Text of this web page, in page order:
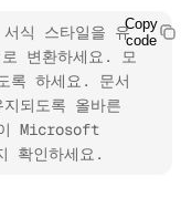
식 스타일을 유
변환하세요. 모
록 하세요. 문서
되도록 올바른
이 Microsoft
확인하세요.
Copy
code